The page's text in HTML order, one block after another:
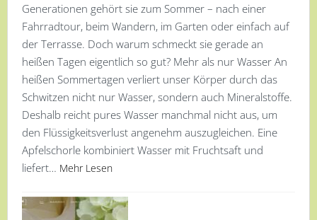
Generationen gehört sie zum Sommer – nach einer
Fahrradtour, beim Wandern, im Garten oder einfach auf
der Terrasse. Doch warum schmeckt sie gerade an
heißen Tagen eigentlich so gut? Mehr als nur Wasser An
heißen Sommertagen verliert unser Körper durch das
Schwitzen nicht nur Wasser, sondern auch Mineralstoffe.
Deshalb reicht pures Wasser manchmal nicht aus, um
den Flüssigkeitsverlust angenehm auszugleichen. Eine
Apfelschorle kombiniert Wasser mit Fruchtsaft und
liefert… Mehr Lesen